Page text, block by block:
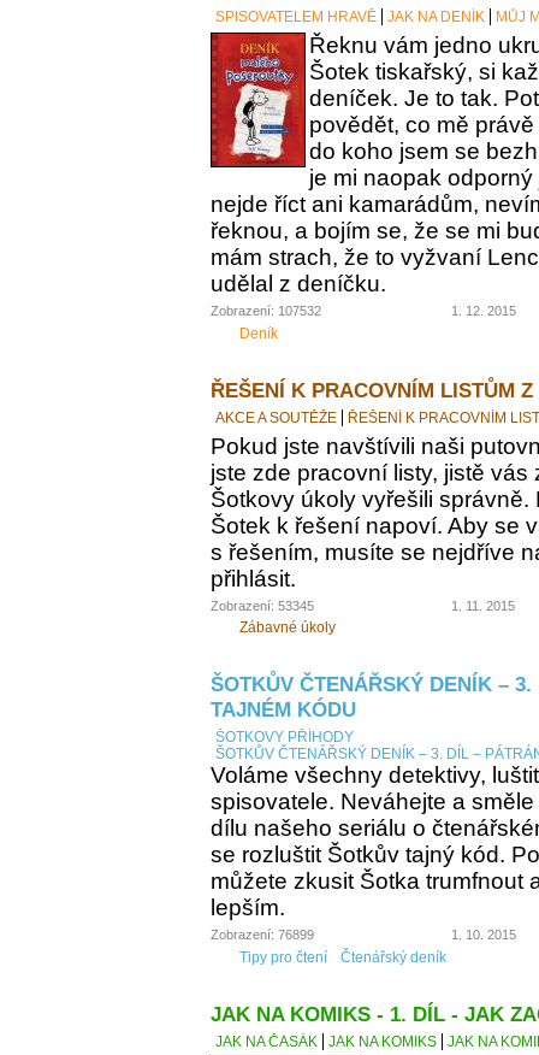
SPISOVATELEM HRAVĚ JAK NA DENÍK MŮJ
Řeknu vám jedno
Šotek tiskařský, si
deníček. Je to tak.
povědět, co mě
do koho jsem se
je mi naopak
nejde říct ani kamarádům,
řeknou, a bojím se, že se mi
mám strach, že to vyžvaní
udělal z deníčku.
Zobrazení: 107532 1. 12. 2015
Deník
ŘEŠENÍ K PRACOVNÍM LISTŮM Z
AKCE A SOUTĚŽE ŘEŠENÍ K PRACOVNÍM
Pokud jste navštívili naši
jste zde pracovní listy, jistě vás
Šotkovy úkoly vyřešili
Šotek k řešení napoví. Aby se
s řešením, musíte se nejdříve
přihlásit.
Zobrazení: 53345 1. 11. 2015
Zábavné úkoly
ŠOTKŮV ČTENÁŘSKÝ DENÍK –
TAJNÉM KÓDU
ŠOTKOVY PŘÍHODY
ŠOTKŮV ČTENÁŘSKÝ DENÍK – 3. DÍL –
Voláme všechny detektivy,
spisovatele. Neváhejte a
dílu našeho seriálu o
se rozluštit Šotkův tajný kód.
můžete zkusit Šotka trumfnout
lepším.
Zobrazení: 76899 1. 10. 2015
Tipy pro čtení Čtenářský deník
JAK NA KOMIKS - 1. DÍL - JAK
JAK NA ČASÁK JAK NA KOMIKS JAK NA